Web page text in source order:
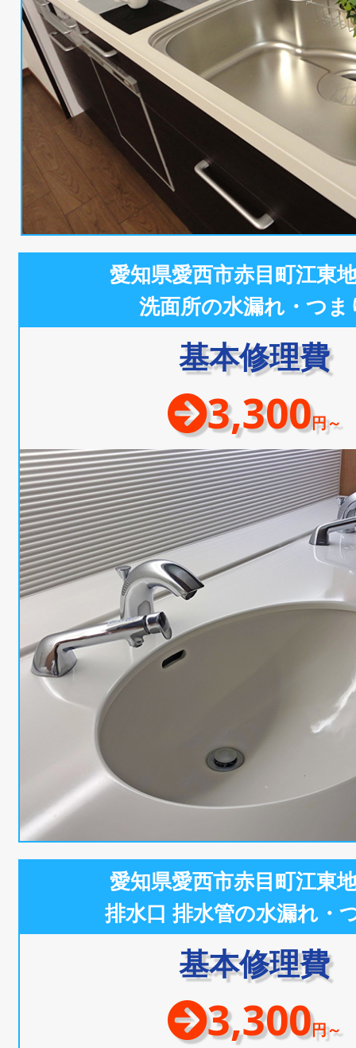
愛知県愛西市赤目町江東
洗面所の水漏れ・つま
基本修理費
3,300円～
愛知県愛西市赤目町江東
排水口 排水管の水漏れ・
基本修理費
3,300円～